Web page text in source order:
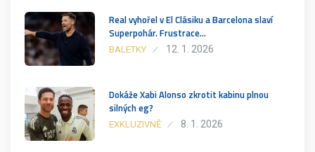
Real vyhořel v El Clásiku a Barcelona slaví
Superpohár. Frustrace…
BALETKY 12. 1. 2026
Dokáže Xabi Alonso zkrotit kabinu plnou
silných eg?
EXKLUZIVNĚ 8. 1. 2026